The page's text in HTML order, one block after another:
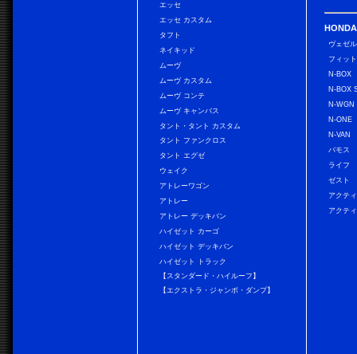
エッセ
エッセ カスタム
タフト
ネイキッド
ムーヴ
ムーヴ カスタム
ムーヴ コンテ
ムーヴ キャンバス
タント・タント カスタム
タント ファンクロス
タント エグゼ
ウェイク
アトレーワゴン
アトレー
アトレー デッキバン
ハイゼット カーゴ
ハイゼット デッキバン
ハイゼット トラック
【スタンダード・ハイルーフ】
【エクストラ・ジャンボ・ダンプ】
HONDA
ヴェゼル
フィット
N-BOX
N-BOX
N-WGN
N-ONE
N-VAN
バモス
ライフ
ゼスト
アクテ
アクテ